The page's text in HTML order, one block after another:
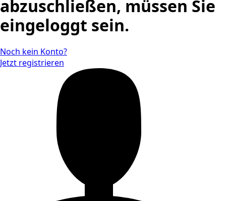
abzuschließen, müssen Sie
eingeloggt sein.
Noch kein Konto?
Jetzt registrieren